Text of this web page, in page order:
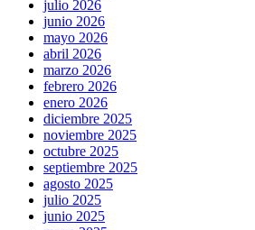
julio 2026
junio 2026
mayo 2026
abril 2026
marzo 2026
febrero 2026
enero 2026
diciembre 2025
noviembre 2025
octubre 2025
septiembre 2025
agosto 2025
julio 2025
junio 2025